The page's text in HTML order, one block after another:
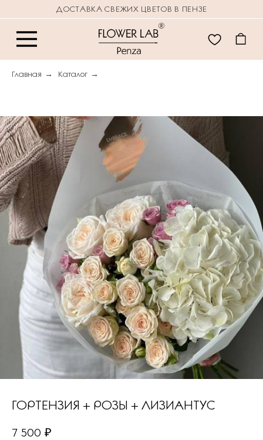
ДОСТАВКА СВЕЖИХ ЦВЕТОВ В ПЕНЗЕ
Главная → Каталог →
ГОРТЕНЗИЯ + РОЗЫ + ЛИЗИАНТУС
7 500 ₽